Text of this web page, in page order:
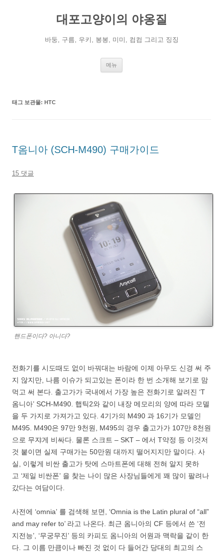
대포고양이의 야옹질
바둥, 구름, 우키, 봉봉, 미미, 컴컴 그리고 징징
메뉴
태그 보관물: HTC
T옴니아 (SCH-M490) 구매가이드
15 댓글
핸드폰이다? 아니다?
전화기를 시도때도 없이 바꿔대는 바람에 이제 아무도 신경 써 주
지 않지만, 나름 이슈가 되고있는 폰이라 한 번 소개해 보기로 맘
먹고 써 본다. 출고가가 국내에서 가장 높은 전화기로 알려진 ‘T
옴니아’ SCH-M490. 햅틱2와 같이 내장 메모리의 양에 따라 모델
을 두 가지로 가져가고 있다. 4기가의 M490 과 16기가 모델인
M495. M490은 97만 9천원, M495의 경우 출고가가 107만 8천원
으로 무쟈게 비싸다. 물론 스크트 – SKT – 에서 T약정 등 이것저
것 붙이면 실제 구매가는 50만원 대까지 떨어지지만 말이다. 사
실, 이렇게 비싼 출고가 탓에 스마트폰에 대해 전혀 알지 못하
고 ‘제일 비싼폰’ 을 찾는 나이 많은 사장님들에게 꽤 많이 팔려나
갔다는 여담이다.
사전에 ‘omnia’ 를 검색해 보면, ‘Omnia is the Latin plural of “all”
and may refer to’ 라고 나온다. 최근 옴니아의 CF 등에서 쓴 ‘전
지전능’, ‘무궁무진’ 등의 카피도 옴니아의 어원과 맥락을 같이 한
다. 그 이름 만큼이나 빠진 것 없이 다 들어간 당대의 최고의 스